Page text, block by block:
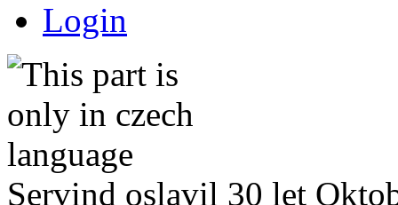
Login
Servind oslavil 30 let